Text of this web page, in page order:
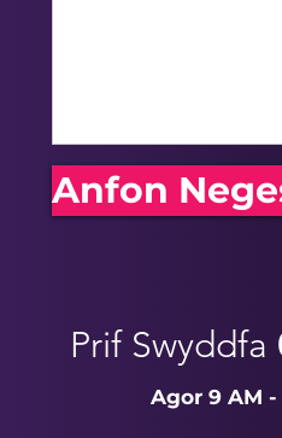
Anfon
Prif Swyddfa
Agor 9 AM